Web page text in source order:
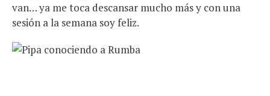
van… ya me toca descansar mucho más y con una
sesión a la semana soy feliz.